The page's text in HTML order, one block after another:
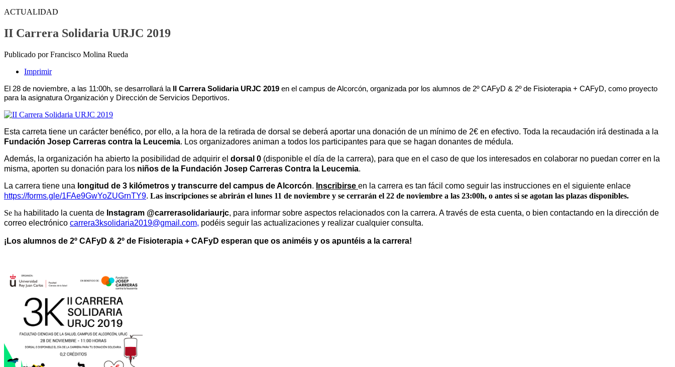
ACTUALIDAD
II Carrera Solidaria URJC 2019
Publicado por Francisco Molina Rueda
Imprimir
El 28 de noviembre, a las 11:00h, se desarrollará la II Carrera Solidaria URJC 2019 en el campus de Alcorcón, organizada por los alumnos de 2º CAFyD & 2º de Fisioterapia + CAFyD, como proyecto
para la asignatura Organización y Dirección de Servicios Deportivos.
Esta carreta tiene un carácter benéfico, por ello, a la hora de la retirada de dorsal se deberá aportar una donación de un mínimo de 2€ en efectivo. Toda la recaudación irá destinada a la
Fundación Josep Carreras contra la Leucemia. Los organizadores animan a todos los participantes para que se hagan donantes de médula.
Además, la organización ha abierto la posibilidad de adquirir el dorsal 0 (disponible el día de la carrera), para que en el caso de que los interesados en colaborar no puedan correr en la
misma, aporten su donación para los niños de la Fundación Josep Carreras Contra la Leucemia.
La carrera tiene una longitud de 3 kilómetros y transcurre del campus de Alcorcón. Inscribirse en la carrera es tan fácil como seguir las instrucciones en el siguiente enlace
https://forms.gle/1FAe9GwYoZUGrnTY9. Las inscripciones se abrirán el lunes 11 de noviembre y se cerrarán el 22 de noviembre a las 23:00h, o antes si se agotan las plazas disponibles.
Se ha habilitado la cuenta de Instagram @carrerasolidariaurjc, para informar sobre aspectos relacionados con la carrera. A través de esta cuenta, o bien contactando en la dirección de
correo electrónico carrera3ksolidaria2019@gmail.com, podéis seguir las actualizaciones y realizar cualquier consulta.
¡Los alumnos de 2º CAFyD & 2º de Fisioterapia + CAFyD esperan que os animéis y os apuntéis a la carrera!